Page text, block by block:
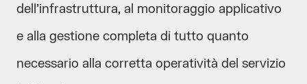
dell’infrastruttura, al monitoraggio applicativo
e alla gestione completa di tutto quanto
necessario alla corretta operatività del servizio